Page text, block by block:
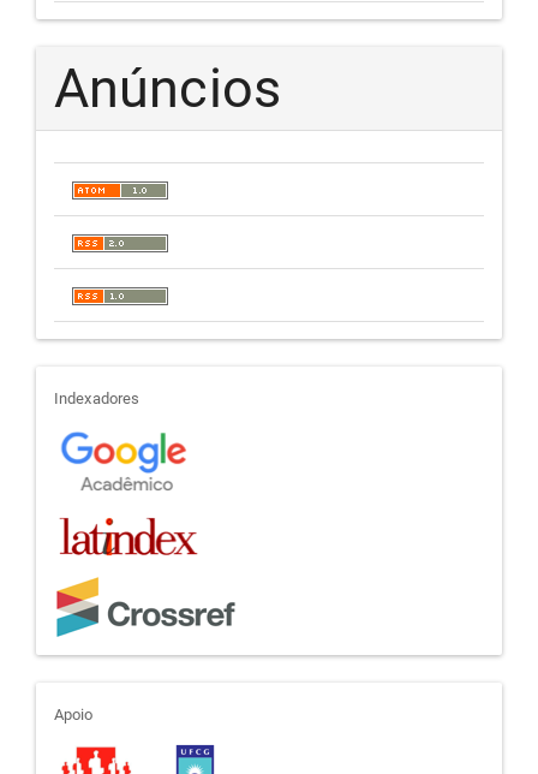
Anúncios
indexadores
Indexadores
apoio
Apoio